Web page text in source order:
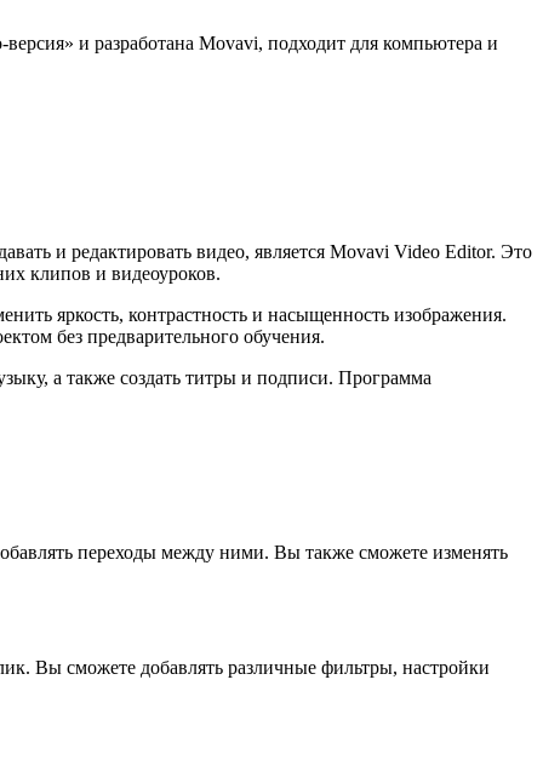
и разработана Movavi, подходит для компьютера и
и редактировать видео, является Movavi Video Editor. Это
клипов и видеоуроков.
яркость, контрастность и насыщенность изображения.
без предварительного обучения.
а также создать титры и подписи. Программа
переходы между ними. Вы также сможете изменять
Вы сможете добавлять различные фильтры, настройки